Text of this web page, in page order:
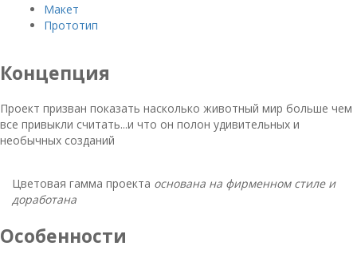
Макет
Прототип
Концепция
Проект призван показать насколько животный мир больше чем
все привыкли считать...и что он полон удивительных и
необычных созданий
Цветовая гамма проекта основана на фирменном стиле и
доработана
Особенности